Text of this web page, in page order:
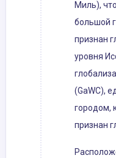
Миль),
большой
признан
уровня
(GaWC),
городом,
признан